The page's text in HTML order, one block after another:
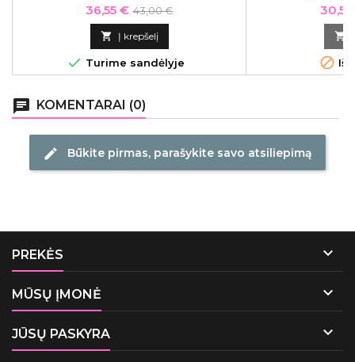
Kaina
36,55 € Bazinė
kaina
43,00 €
 Į krepšelį
 Turime sandėlyje
suteikiantis
Shimmer and
MAR08183,
Kaina
30,51


chat KOMENTARAI (0)
edit Būkite pirmas, parašykite savo atsiliepimą
PREKĖS 
MŪSŲ ĮMONĖ 
JŪSŲ PASKYRA 